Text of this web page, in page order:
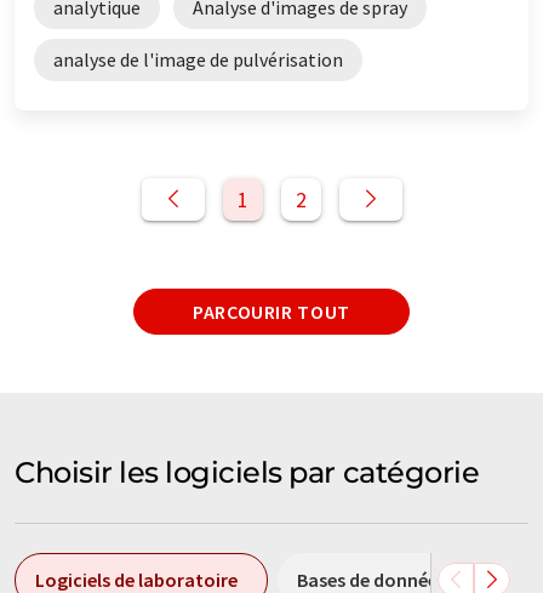
analytique Analyse d'images de spray
analyse de l'image de pulvérisation
1 2
PARCOURIR TOUT
Choisir les logiciels par catégorie
Logiciels de laboratoire Bases de données spectrales